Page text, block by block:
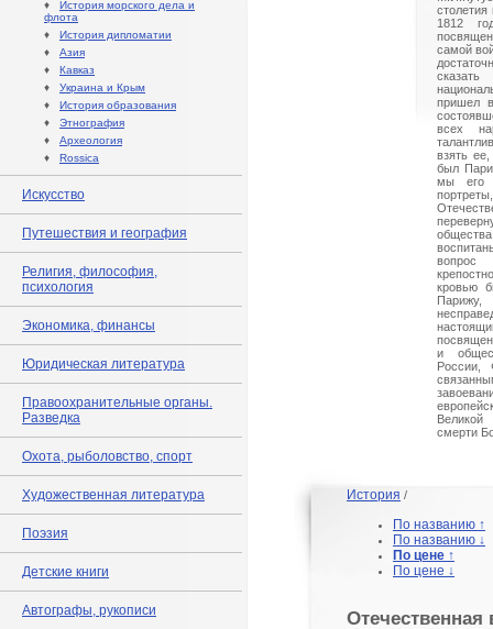
♦ История морского дела и
флота
♦ История дипломатии
♦ Азия
♦ Кавказ
♦ Украина и Крым
♦ История образования
♦ Этнография
♦ Археология
♦ Rossica
Искусство
Путешествия и география
Религия, философия,
психология
Экономика, финансы
Юридическая литература
Правоохранительные органы.
Разведка
Охота, рыболовство, спорт
Художественная литература
Поэзия
Детские книги
Автографы, рукописи
1812
самой
пришел
всех
взять
был
мы его
вопрос
кровью
Парижу,
и
России,
смерти
История /
По названию ↑
По названию ↓
По цене ↑
По цене ↓
Отечественная